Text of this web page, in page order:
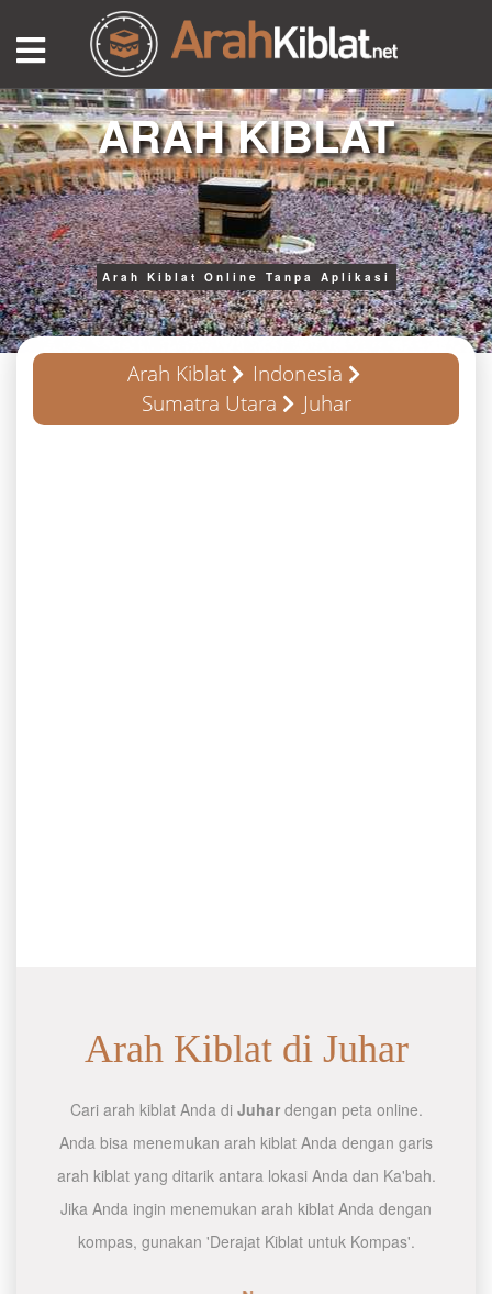
ARAH KIBLAT
Arah Kiblat Online Tanpa Aplikasi
Arah Kiblat
Indonesia
Sumatra Utara
Juhar
Arah Kiblat di Juhar
Cari arah kiblat Anda di Juhardengan peta online.
Anda bisa menemukan arah kiblat Anda dengan garis
arah kiblat yang ditarik antara lokasi Anda dan Ka'bah.
Jika Anda ingin menemukan arah kiblat Anda dengan
kompas, gunakan 'Derajat Kiblat untuk Kompas'.